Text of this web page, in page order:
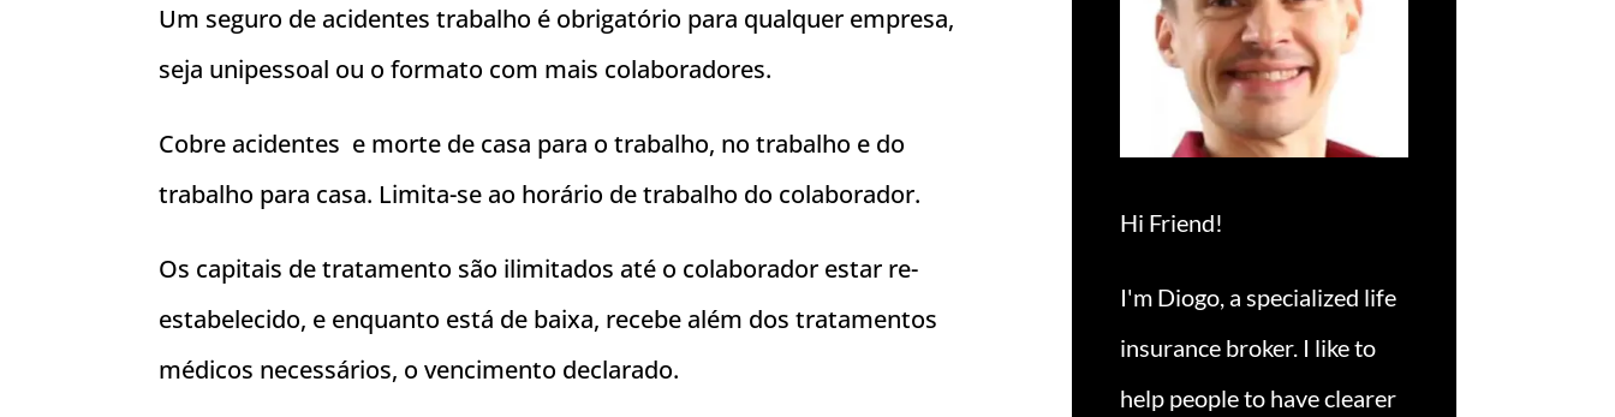
Um seguro de acidentes trabalho é obrigatório para qualquer empresa,
seja unipessoal ou o formato com mais colaboradores.
Cobre acidentes e morte de casa para o trabalho, no trabalho e do
trabalho para casa. Limita-se ao horário de trabalho do colaborador.
Os capitais de tratamento são ilimitados até o colaborador estar re-
estabelecido, e enquanto está de baixa, recebe além dos tratamentos
médicos necessários, o vencimento declarado.
Hi Friend!
I'm Diogo, a specialized life
insurance broker. I like to
help people to have clearer